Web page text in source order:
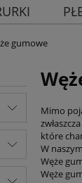
gumowe
Mimo
które
W
Węże
Węże